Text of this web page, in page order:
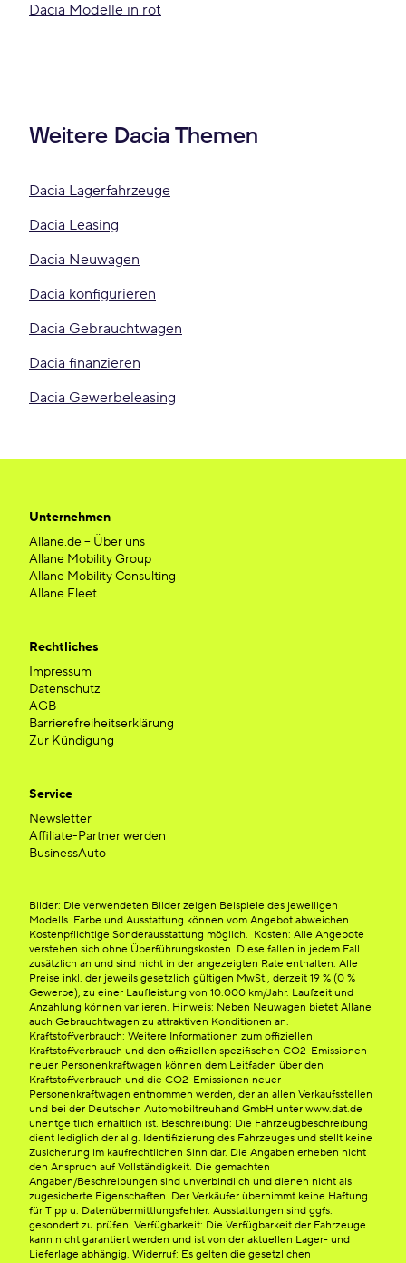
Dacia Modelle in rot
Weitere Dacia Themen
Dacia Lagerfahrzeuge
Dacia Leasing
Dacia Neuwagen
Dacia konfigurieren
Dacia Gebrauchtwagen
Dacia finanzieren
Dacia Gewerbeleasing
Unternehmen
Allane.de – Über uns
Allane Mobility Group
Allane Mobility Consulting
Allane Fleet
Rechtliches
Impressum
Datenschutz
AGB
Barrierefreiheitserklärung
Zur Kündigung
Service
Newsletter
Affiliate-Partner werden
BusinessAuto
Bilder: Die verwendeten Bilder zeigen Beispiele des jeweiligen
Modells. Farbe und Ausstattung können vom Angebot abweichen.
Kostenpflichtige Sonderausstattung möglich. Kosten: Alle Angebote
verstehen sich ohne Überführungskosten. Diese fallen in jedem Fall
zusätzlich an und sind nicht in der angezeigten Rate enthalten. Alle
Preise inkl. der jeweils gesetzlich gültigen MwSt., derzeit 19 % (0 %
Gewerbe), zu einer Laufleistung von 10.000 km/Jahr. Laufzeit und
Anzahlung können variieren. Hinweis: Neben Neuwagen bietet Allane
auch Gebrauchtwagen zu attraktiven Konditionen an.
Kraftstoffverbrauch: Weitere Informationen zum offiziellen
Kraftstoffverbrauch und den offiziellen spezifischen CO2-Emissionen
neuer Personenkraftwagen können dem Leitfaden über den
Kraftstoffverbrauch und die CO2-Emissionen neuer
Personenkraftwagen entnommen werden, der an allen Verkaufsstellen
und bei der Deutschen Automobiltreuhand GmbH unter www.dat.de
unentgeltlich erhältlich ist. Beschreibung: Die Fahrzeugbeschreibung
dient lediglich der allg. Identifizierung des Fahrzeuges und stellt keine
Zusicherung im kaufrechtlichen Sinn dar. Die Angaben erheben nicht
den Anspruch auf Vollständigkeit. Die gemachten
Angaben/Beschreibungen sind unverbindlich und dienen nicht als
zugesicherte Eigenschaften. Der Verkäufer übernimmt keine Haftung
für Tipp u. Datenübermittlungsfehler. Ausstattungen sind ggfs.
gesondert zu prüfen. Verfügbarkeit: Die Verfügbarkeit der Fahrzeuge
kann nicht garantiert werden und ist von der aktuellen Lager- und
Lieferlage abhängig. Widerruf: Es gelten die gesetzlichen